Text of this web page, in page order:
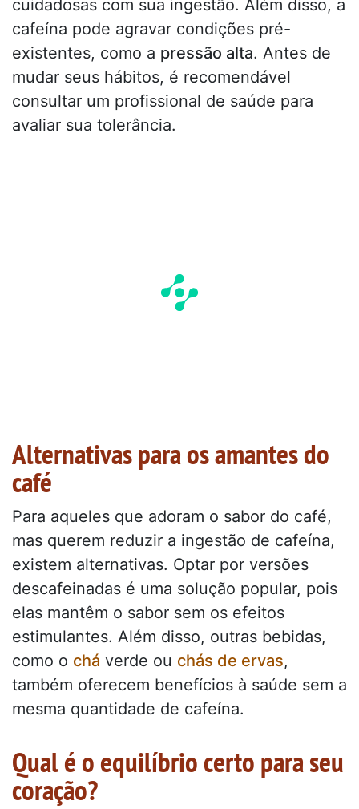
cuidadosas com sua ingestão. Além disso, a
cafeína pode agravar condições pré-
existentes, como a pressão alta. Antes de
mudar seus hábitos, é recomendável
consultar um profissional de saúde para
avaliar sua tolerância.
Alternativas para os amantes do
café
Para aqueles que adoram o sabor do café,
mas querem reduzir a ingestão de cafeína,
existem alternativas. Optar por versões
descafeinadas é uma solução popular, pois
elas mantêm o sabor sem os efeitos
estimulantes. Além disso, outras bebidas,
como o chá verde ou chás de ervas,
também oferecem benefícios à saúde sem a
mesma quantidade de cafeína.
Qual é o equilíbrio certo para seu
coração?